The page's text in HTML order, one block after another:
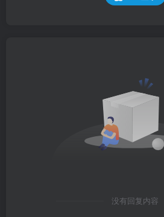
没有回复内容